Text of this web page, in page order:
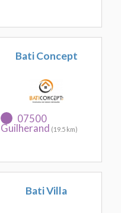
Bati Concept
07500
Guilherand (19.5 km)
Bati Villa